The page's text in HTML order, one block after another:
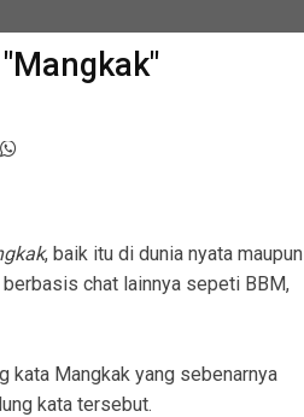
, baik itu di dunia nyata maupun
chat lainnya sepeti BBM,
kata Mangkak yang sebenarnya
kata tersebut.